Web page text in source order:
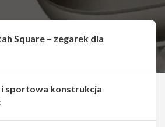
Square – zegarek dla
i sportowa konstrukcja